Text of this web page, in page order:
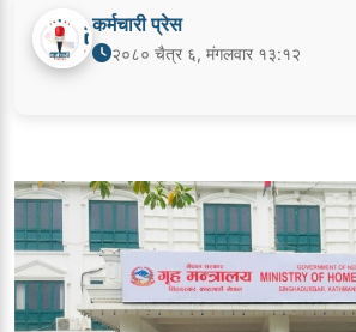
कर्मचारी प्रेस
२०८० चैत्र ६, मंगलवार १३:१२